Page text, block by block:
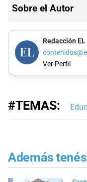
Sobre el Autor
Redacción EL
Ver Perfil
#TEMAS:
Además